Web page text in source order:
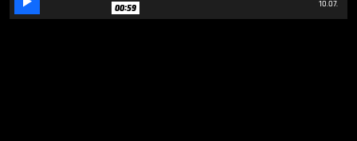
00:59 10.07.